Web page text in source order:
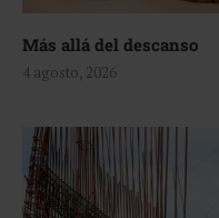
Más allá del descanso
4 agosto, 2026